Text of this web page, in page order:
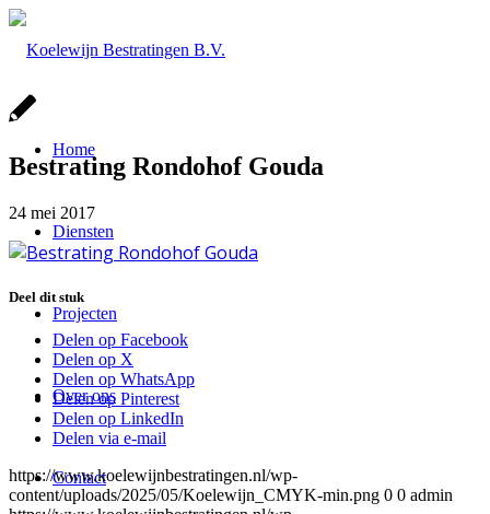
Home
Diensten
Projecten
Over ons
Contact
Bestrating Rondohof Gouda
24 mei 2017
Deel dit stuk
Delen op Facebook
Delen op X
Delen op WhatsApp
Delen op Pinterest
Delen op LinkedIn
Delen via e-mail
https://www.koelewijnbestratingen.nl/wp-
content/uploads/2025/05/Koelewijn_CMYK-min.png 0 0 admin